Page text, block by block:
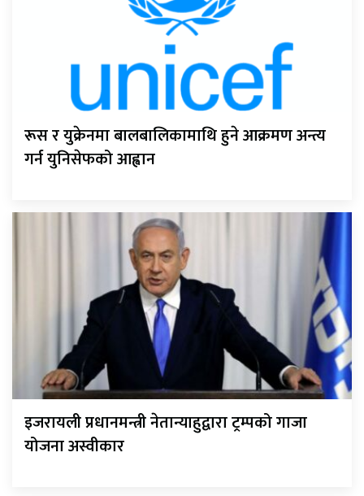
रूस र युक्रेनमा बालबालिकामाथि हुने आक्रमण अन्त्य
गर्न युनिसेफको आह्वान
इजरायली प्रधानमन्त्री नेतान्याहुद्वारा ट्रम्पको गाजा
योजना अस्वीकार